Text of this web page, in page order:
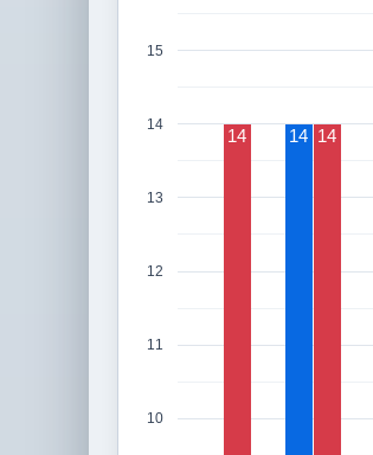
10
11
12
13
14
15
14
14 14